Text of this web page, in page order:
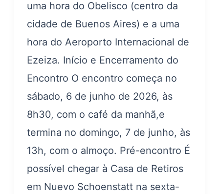
uma hora do Obelisco (centro da
cidade de Buenos Aires) e a uma
hora do Aeroporto Internacional de
Ezeiza. Início e Encerramento do
Encontro O encontro começa no
sábado, 6 de junho de 2026, às
8h30, com o café da manhã,e
termina no domingo, 7 de junho, às
13h, com o almoço. Pré-encontro É
possível chegar à Casa de Retiros
em Nuevo Schoenstatt na sexta-